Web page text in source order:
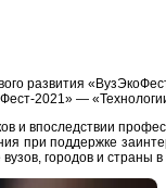
развития
2021» —
и впоследствии
при поддержке
городов и страны